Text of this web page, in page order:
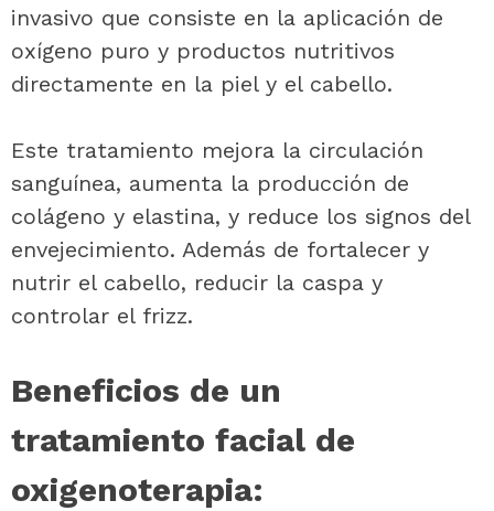
invasivo que consiste en la aplicación de
oxígeno puro y productos nutritivos
directamente en la piel y el cabello.
Este tratamiento mejora la circulación
sanguínea, aumenta la producción de
colágeno y elastina, y reduce los signos del
envejecimiento. Además de fortalecer y
nutrir el cabello, reducir la caspa y
controlar el frizz.
Beneficios de un
tratamiento facial de
oxigenoterapia: